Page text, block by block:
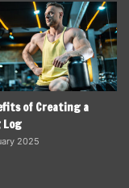
of Creating a
2025